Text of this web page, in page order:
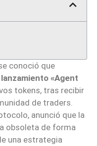
conoció que
«Agent
tokens, tras recibir
de traders.
anunció que la
obsoleta de forma
una estrategia